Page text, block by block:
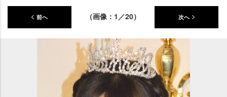
前へ （画像：1／20） 次へ